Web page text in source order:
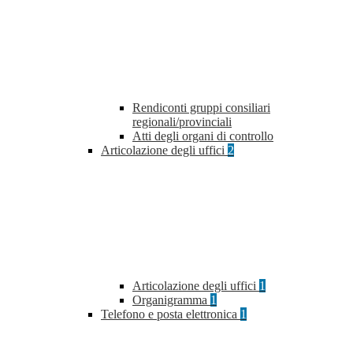
Rendiconti gruppi consiliari
regionali/provinciali
Atti degli organi di controllo
Articolazione degli uffici 2
Articolazione degli uffici 1
Organigramma 1
Telefono e posta elettronica 1